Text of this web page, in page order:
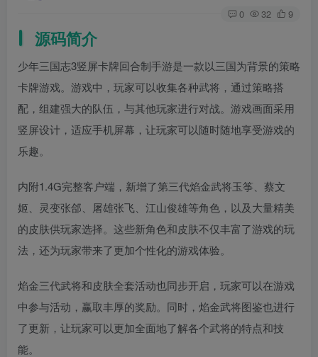
0 32 9
源码简介
少年三国志3竖屏卡牌回合制手游是一款以三国为背景的策略
卡牌游戏。游戏中，玩家可以收集各种武将，通过策略搭
配，组建强大的队伍，与其他玩家进行对战。游戏画面采用
竖屏设计，适应手机屏幕，让玩家可以随时随地享受游戏的
乐趣。
内附1.4G完整客户端，新增了第三代焰金武将玉筝、蔡文
姬、灵变张郃、屠雄张飞、江山俊雄等角色，以及大量精美
的皮肤供玩家选择。这些新角色和皮肤不仅丰富了游戏的玩
法，还为玩家带来了更加个性化的游戏体验。
焰金三代武将和皮肤全套活动也同步开启，玩家可以在游戏
中参与活动，赢取丰厚的奖励。同时，焰金武将图鉴也进行
了更新，让玩家可以更加全面地了解各个武将的特点和技
能。